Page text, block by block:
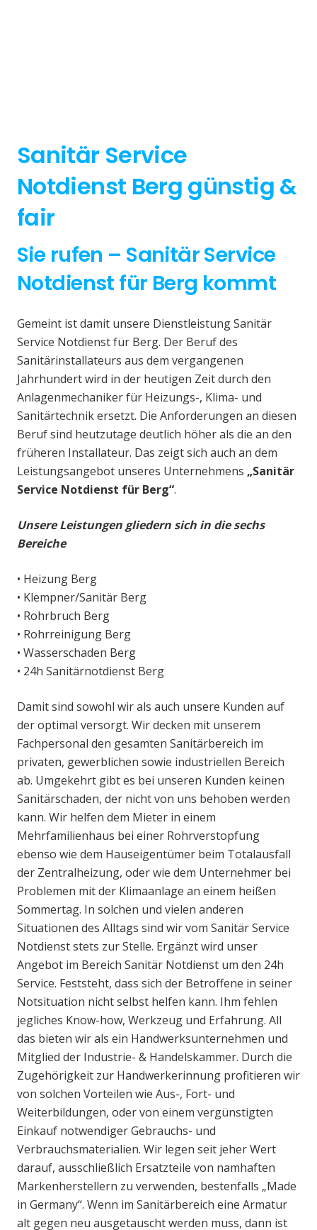
Sanitär Service
Notdienst Berg günstig &
fair
Sie rufen – Sanitär Service
Notdienst für Berg kommt
Gemeint ist damit unsere Dienstleistung Sanitär
Service Notdienst für Berg. Der Beruf des
Sanitärinstallateurs aus dem vergangenen
Jahrhundert wird in der heutigen Zeit durch den
Anlagenmechaniker für Heizungs-, Klima- und
Sanitärtechnik ersetzt. Die Anforderungen an diesen
Beruf sind heutzutage deutlich höher als die an den
früheren Installateur. Das zeigt sich auch an dem
Leistungsangebot unseres Unternehmens „Sanitär
Service Notdienst für Berg“.
Unsere Leistungen gliedern sich in die sechs
Bereiche
• Heizung Berg
• Klempner/Sanitär Berg
• Rohrbruch Berg
• Rohrreinigung Berg
• Wasserschaden Berg
• 24h Sanitärnotdienst Berg
Damit sind sowohl wir als auch unsere Kunden auf
der optimal versorgt. Wir decken mit unserem
Fachpersonal den gesamten Sanitärbereich im
privaten, gewerblichen sowie industriellen Bereich
ab. Umgekehrt gibt es bei unseren Kunden keinen
Sanitärschaden, der nicht von uns behoben werden
kann. Wir helfen dem Mieter in einem
Mehrfamilienhaus bei einer Rohrverstopfung
ebenso wie dem Hauseigentümer beim Totalausfall
der Zentralheizung, oder wie dem Unternehmer bei
Problemen mit der Klimaanlage an einem heißen
Sommertag. In solchen und vielen anderen
Situationen des Alltags sind wir vom Sanitär Service
Notdienst stets zur Stelle. Ergänzt wird unser
Angebot im Bereich Sanitär Notdienst um den 24h
Service. Feststeht, dass sich der Betroffene in seiner
Notsituation nicht selbst helfen kann. Ihm fehlen
jegliches Know-how, Werkzeug und Erfahrung. All
das bieten wir als ein Handwerksunternehmen und
Mitglied der Industrie- & Handelskammer. Durch die
Zugehörigkeit zur Handwerkerinnung profitieren wir
von solchen Vorteilen wie Aus-, Fort- und
Weiterbildungen, oder von einem vergünstigten
Einkauf notwendiger Gebrauchs- und
Verbrauchsmaterialien. Wir legen seit jeher Wert
darauf, ausschließlich Ersatzteile von namhaften
Markenherstellern zu verwenden, bestenfalls „Made
in Germany“. Wenn im Sanitärbereich eine Armatur
alt gegen neu ausgetauscht werden muss, dann ist